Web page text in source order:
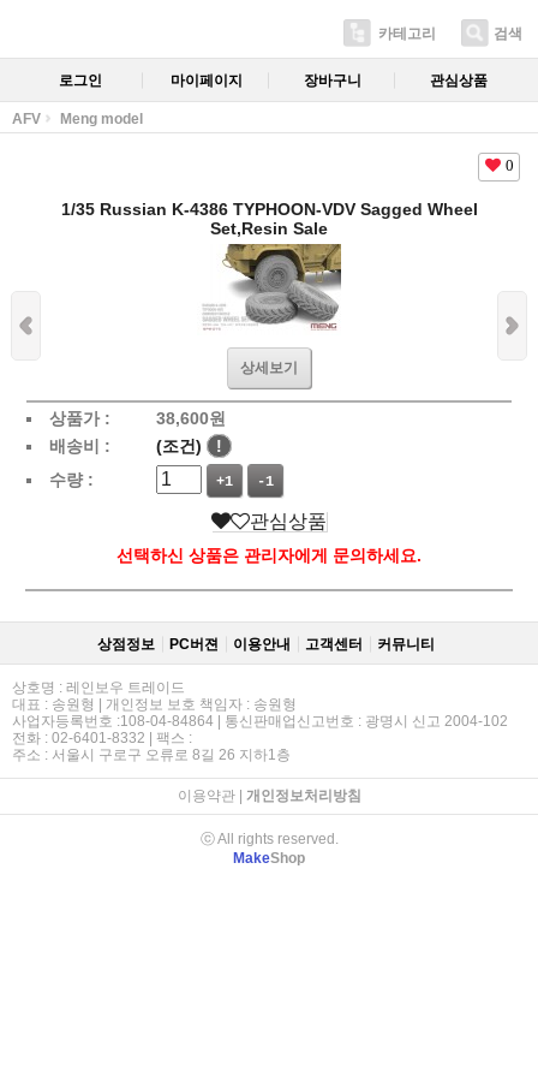
카테고리 검색
로그인 마이페이지 장바구니 관심상품
AFV Meng model
0
1/35 Russian K-4386 TYPHOON-VDV Sagged Wheel
Set,Resin Sale
상세보기
상품가 : 38,600원
배송비 :
(조건)
!
수량 :
+1 -1
관심상품
선택하신 상품은 관리자에게 문의하세요.
상점정보 PC버젼 이용안내 고객센터 커뮤니티
상호명 : 레인보우 트레이드
대표 : 송원형 | 개인정보 보호 책임자 : 송원형
사업자등록번호 :108-04-84864 | 통신판매업신고번호 : 광명시 신고 2004-102
전화 : 02-6401-8332 | 팩스 :
주소 : 서울시 구로구 오류로 8길 26 지하1층
이용약관| 개인정보처리방침
ⓒ All rights reserved.
MakeShop